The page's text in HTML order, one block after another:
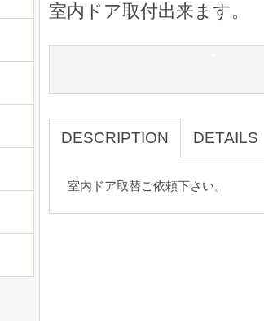
室内ドア取付出来ます。
DESCRIPTION DETAILS
室内ドア取替ご依頼下さい。